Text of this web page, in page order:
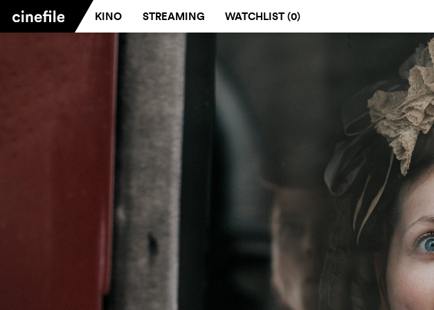
KINO STREAMING WATCHLIST (0)